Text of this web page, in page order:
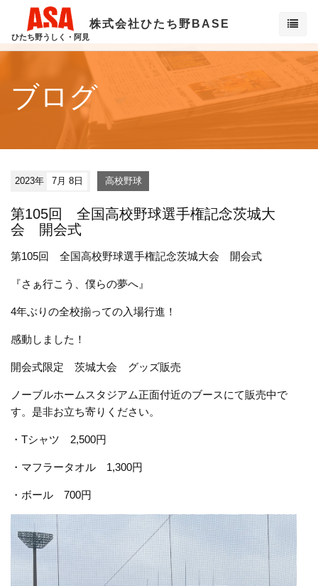
ひたち野うしく・阿見
株式会社ひたち野BASE
ブログ
2023年 7月 8日 高校野球
第105回 全国高校野球選手権記念茨城大
会 開会式
第105回 全国高校野球選手権記念茨城大会 開会式
『さぁ行こう、僕らの夢へ』
4年ぶりの全校揃っての入場行進！
感動しました！
開会式限定 茨城大会 グッズ販売
ノーブルホームスタジアム正面付近のブースにて販売中で
す。是非お立ち寄りください。
・Tシャツ 2,500円
・マフラータオル 1,300円
・ボール 700円